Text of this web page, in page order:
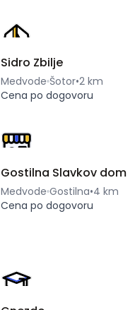
Sidro Zbilje
Medvode Šotor•2 km
Cena po dogovoru
Gostilna Slavkov dom
Medvode Gostilna•4 km
Cena po dogovoru